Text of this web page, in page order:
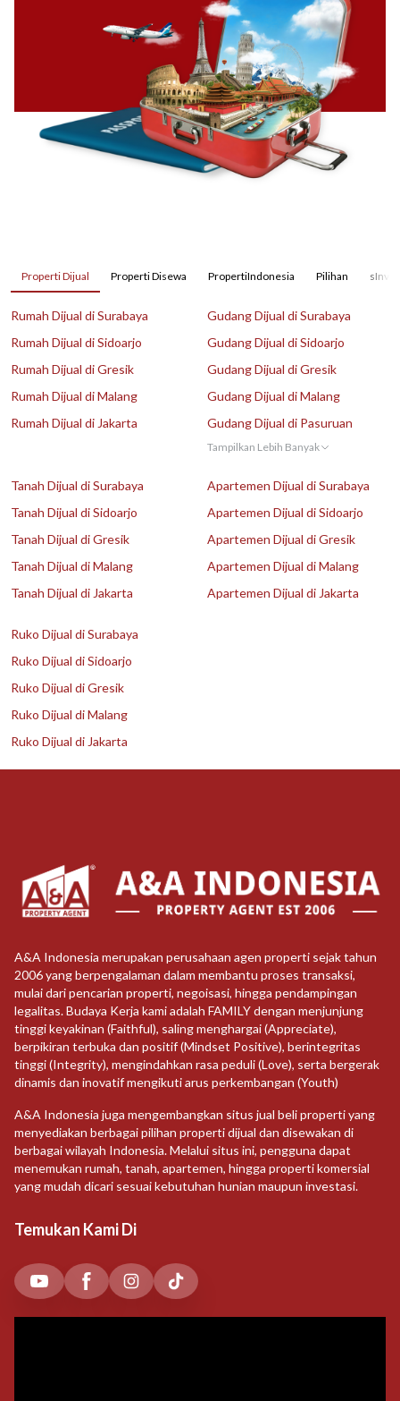
Properti Dijual Properti Disewa PropertiIndonesia Pilihan
Rumah Dijual di Surabaya
Rumah Dijual di Sidoarjo
Rumah Dijual di Gresik
Rumah Dijual di Malang
Rumah Dijual di Jakarta
Gudang Dijual di Surabaya
Gudang Dijual di Sidoarjo
Gudang Dijual di Gresik
Gudang Dijual di Malang
Gudang Dijual di Pasuruan
Tampilkan Lebih Banyak
Tanah Dijual di Surabaya
Tanah Dijual di Sidoarjo
Tanah Dijual di Gresik
Tanah Dijual di Malang
Tanah Dijual di Jakarta
Apartemen Dijual di Surabaya
Apartemen Dijual di Sidoarjo
Apartemen Dijual di Gresik
Apartemen Dijual di Malang
Apartemen Dijual di Jakarta
Ruko Dijual di Surabaya
Ruko Dijual di Sidoarjo
Ruko Dijual di Gresik
Ruko Dijual di Malang
Ruko Dijual di Jakarta
A&A Indonesia merupakan perusahaan agen properti sejak tahun
2006 yang berpengalaman dalam membantu proses transaksi,
mulai dari pencarian properti, negoisasi, hingga pendampingan
legalitas. Budaya Kerja kami adalah FAMILY dengan menjunjung
tinggi keyakinan (Faithful), saling menghargai (Appreciate),
berpikiran terbuka dan positif (Mindset Positive), berintegritas
tinggi (Integrity), mengindahkan rasa peduli (Love), serta bergerak
dinamis dan inovatif mengikuti arus perkembangan (Youth)
A&A Indonesia juga mengembangkan situs jual beli properti yang
menyediakan berbagai pilihan properti dijual dan disewakan di
berbagai wilayah Indonesia. Melalui situs ini, pengguna dapat
menemukan rumah, tanah, apartemen, hingga properti komersial
yang mudah dicari sesuai kebutuhan hunian maupun investasi.
Temukan Kami Di